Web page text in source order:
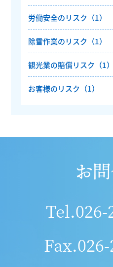
労働安全のリスク（1）
除雪作業のリスク（1）
観光業の賠償リスク（1）
お客様のリスク（1）
お
Tel.026-
Fax.